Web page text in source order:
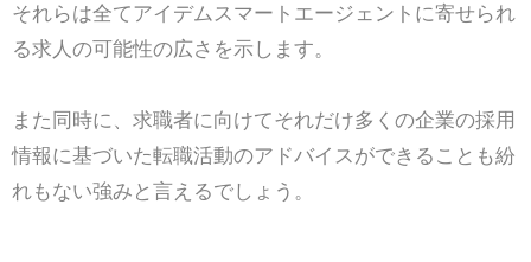
それらは全てアイデムスマートエージェントに寄せられ
る求人の可能性の広さを示します。
また同時に、求職者に向けてそれだけ多くの企業の採用
情報に基づいた転職活動のアドバイスができることも紛
れもない強みと言えるでしょう。